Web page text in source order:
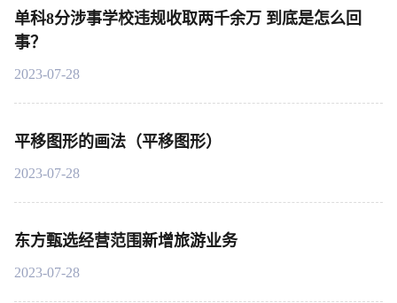
单科8分涉事学校违规收取两千余万 到底是怎么回
事？
2023-07-28
平移图形的画法（平移图形）
2023-07-28
东方甄选经营范围新增旅游业务
2023-07-28